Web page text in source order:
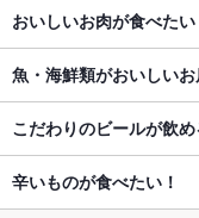
おいしいお肉が食べたい
魚・海鮮類がおいしい
こだわりのビールが飲
辛いものが食べたい！